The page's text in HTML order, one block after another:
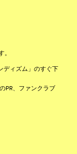
ィズム」のすぐ下
PR、ファンクラブ